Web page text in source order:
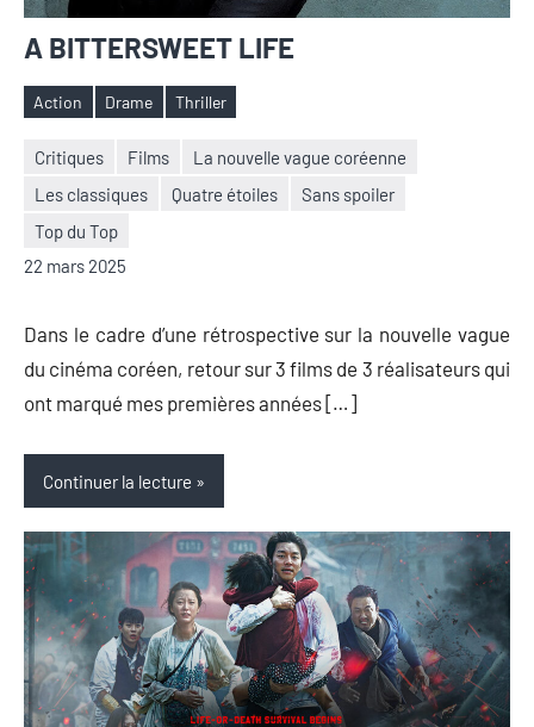
A BITTERSWEET LIFE
Étiquettes
Action Drame Thriller
Critiques Films
La nouvelle vague coréenne
Les classiques
Quatre étoiles
Sans spoiler
Top du Top
22 mars 2025
Nicolas
Auger
Aucun
commentaire
Dans le cadre d’une rétrospective sur la nouvelle vague
du cinéma coréen, retour sur 3 films de 3 réalisateurs qui
ont marqué mes premières années […]
Continuer la lecture